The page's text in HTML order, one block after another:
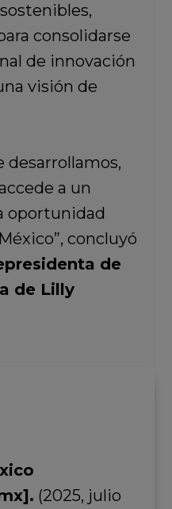
consolidarse
de innovación
visión de
desarrollamos,
a un
oportunidad
concluyó
de
de Lilly
(2025, julio